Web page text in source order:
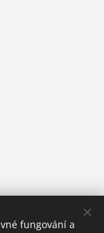
fungování a